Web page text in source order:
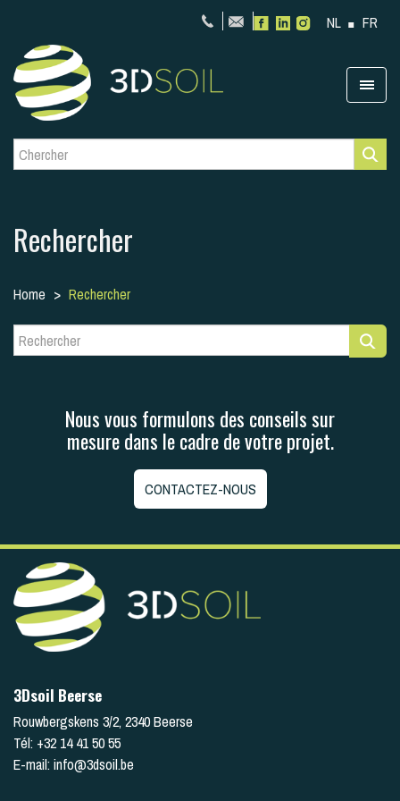
NL FR
Rechercher
Home Rechercher
Nous vous formulons des conseils sur
mesure dans le cadre de votre projet.
CONTACTEZ-NOUS
3Dsoil Beerse
Rouwbergskens 3/2, 2340Beerse
Tél: +32 14 41 50 55
E-mail: info@3dsoil.be